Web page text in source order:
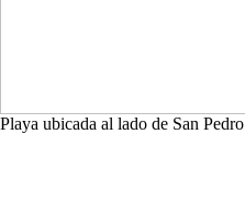
Playa ubicada al lado de San Pedro